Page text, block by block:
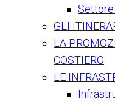
GLI
LA
COSTIERO
LE